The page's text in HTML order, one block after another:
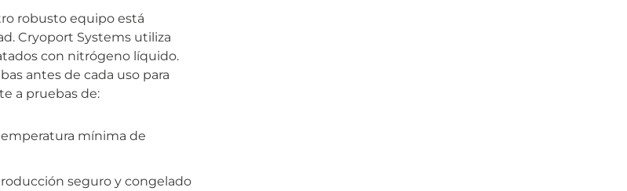
robusto equipo está
Cryoport Systems utiliza
con nitrógeno líquido.
antes de cada uso para
a pruebas de:
mínima de
seguro y congelado